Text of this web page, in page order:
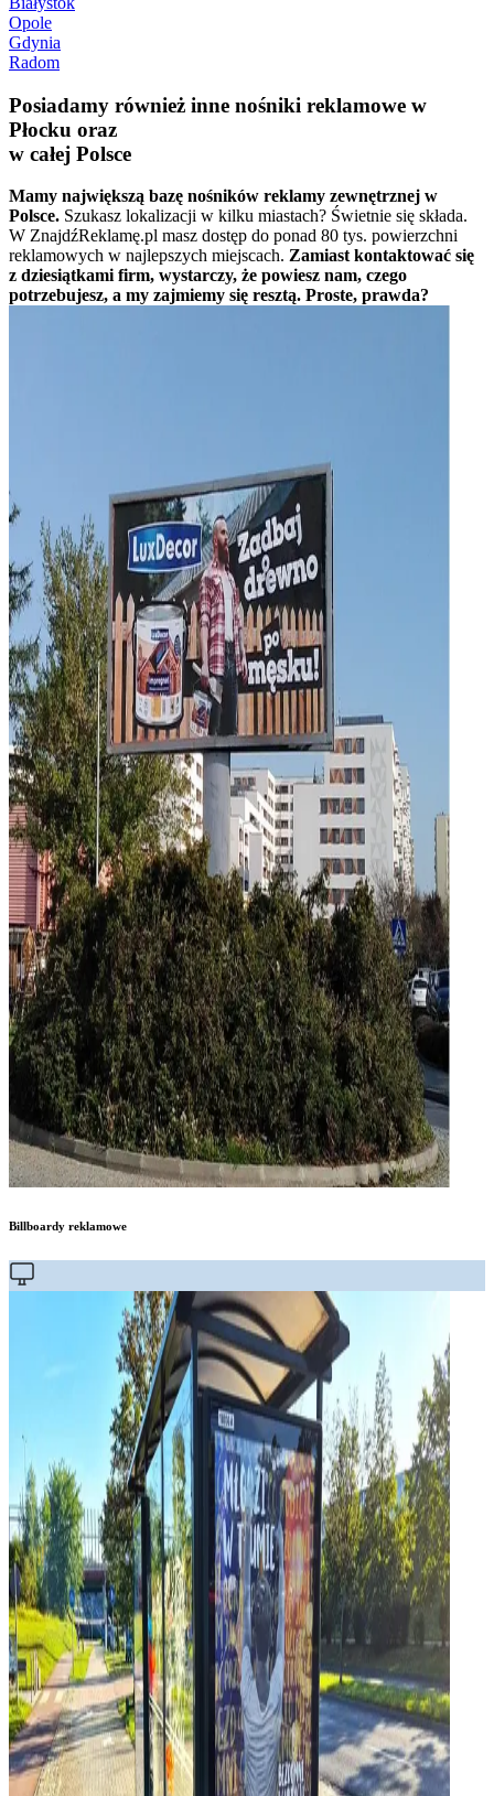
Opole
Gdynia
Radom
Posiadamy również inne nośniki reklamowe w
Płocku oraz
w całej Polsce
Mamy największą bazę nośników reklamy zewnętrznej w
Polsce. Szukasz lokalizacji w kilku miastach? Świetnie się składa.
W ZnajdźReklamę.pl masz dostęp do ponad 80 tys. powierzchni
reklamowych w najlepszych miejscach. Zamiast kontaktować się
z dziesiątkami firm, wystarczy, że powiesz nam, czego
potrzebujesz, a my zajmiemy się resztą. Proste, prawda?
Billboardy reklamowe